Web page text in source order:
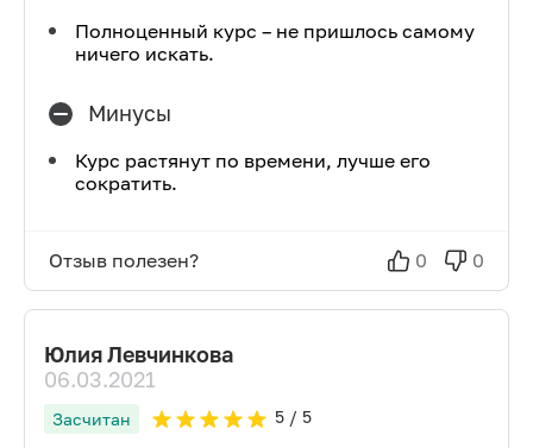
Полноценный курс – не пришлось самому
ничего искать.
Минусы
Курс растянут по времени, лучше его
сократить.
Отзыв полезен? 0 0
Юлия Левчинкова
06.03.2021
Засчитан 5/ 5